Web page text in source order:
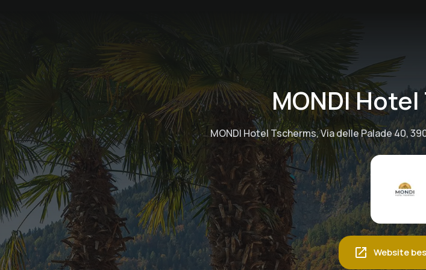
MONDI
MONDI Hotel Tscherms, Via delle Palade 40,
Website